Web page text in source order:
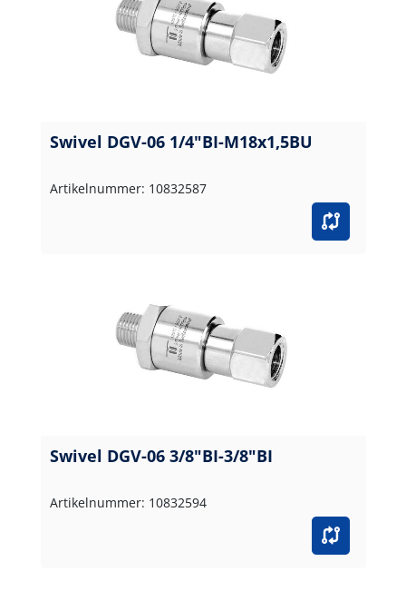
Swivel DGV-06 1/4"BI-M18x1,5BU
Artikelnummer: 10832587
Swivel DGV-06 3/8"BI-3/8"BI
Artikelnummer: 10832594